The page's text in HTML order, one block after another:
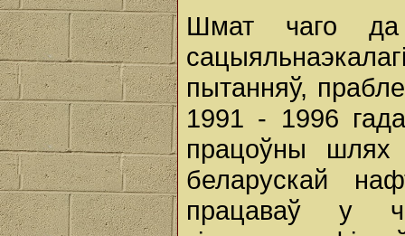
Шмат чаго да
пытанняў,
1991 - 1996
працоўны шлях
беларускай
працаваў у